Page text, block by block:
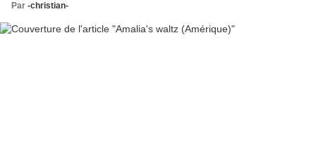
Par -christian-